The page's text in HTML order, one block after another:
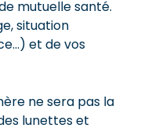
mutuelle santé.
situation
et de vos
ne sera pas la
lunettes et